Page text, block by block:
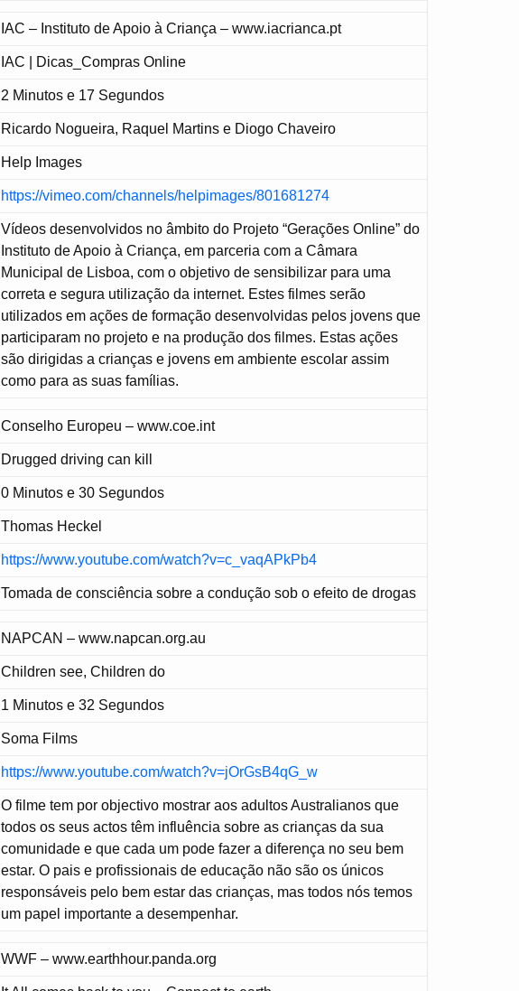
IAC – Instituto de Apoio à Criança – www.iacrianca.pt
IAC | Dicas_Compras Online
2 Minutos e 17 Segundos
Ricardo Nogueira, Raquel Martins e Diogo Chaveiro
Help Images
https://vimeo.com/channels/helpimages/801681274
Vídeos desenvolvidos no âmbito do Projeto “Gerações Online” do
Instituto de Apoio à Criança, em parceria com a Câmara
Municipal de Lisboa, com o objetivo de sensibilizar para uma
correta e segura utilização da internet. Estes filmes serão
utilizados em ações de formação desenvolvidas pelos jovens que
participaram no projeto e na produção dos filmes. Estas ações
são dirigidas a crianças e jovens em ambiente escolar assim
como para as suas famílias.
Conselho Europeu – www.coe.int
Drugged driving can kill
0 Minutos e 30 Segundos
Thomas Heckel
https://www.youtube.com/watch?v=c_vaqAPkPb4
Tomada de consciência sobre a condução sob o efeito de drogas
NAPCAN – www.napcan.org.au
Children see, Children do
1 Minutos e 32 Segundos
Soma Films
https://www.youtube.com/watch?v=jOrGsB4qG_w
O filme tem por objectivo mostrar aos adultos Australianos que
todos os seus actos têm influência sobre as crianças da sua
comunidade e que cada um pode fazer a diferença no seu bem
estar. O pais e profissionais de educação não são os únicos
responsáveis pelo bem estar das crianças, mas todos nós temos
um papel importante a desempenhar.
WWF – www.earthhour.panda.org